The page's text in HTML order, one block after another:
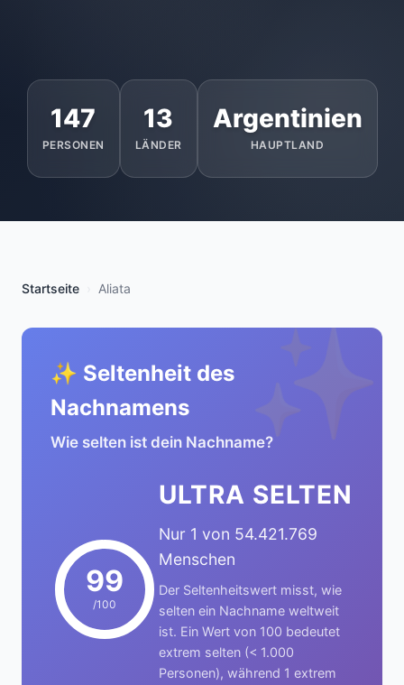
147
PERSONEN
13
LÄNDER
Argentinien
HAUPTLAND
Startseite Aliata
✨
✨ Seltenheit des
Nachnamens
Wie selten ist dein Nachname?
99
/100
ULTRA SELTEN
Nur 1 von 54.421.769
Menschen
Der Seltenheitswert misst, wie
selten ein Nachname weltweit
ist. Ein Wert von 100 bedeutet
extrem selten (< 1.000
Personen), während 1 extrem